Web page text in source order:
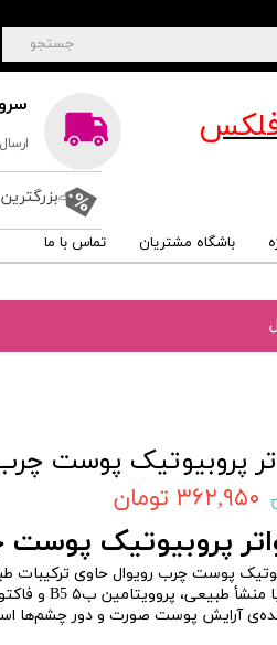
ارسال
جستجو
باشگاه مشتریان تماس با ما
پروبیوتیک پوست
۳۶۲,۹۵۰ تومان
پروبیوتیک پوست
پوست چرب رویوال حاوی ترکیبات
آرایش پوست صورت و دور چشم‌ها